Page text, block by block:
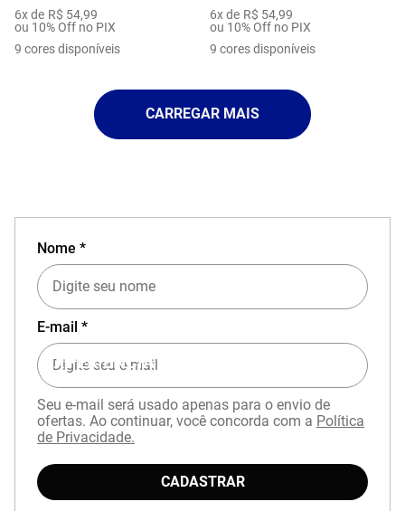
6x de R$ 54,99
ou 10% Off no PIX
9 cores disponíveis
6x de R$ 54,99
ou 10% Off no PIX
9 cores disponíveis
EXPERIÊNCIA MIZUNO NO APP
Nome *
E-mail *
Seu e-mail será usado apenas para o envio de
ofertas. Ao continuar, você concorda com a Política
de Privacidade.
CADASTRAR